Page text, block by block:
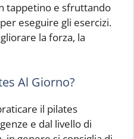
tappetino e sfruttando
eseguire gli esercizi.
la forza, la
Al Giorno?
il pilates
e dal livello di